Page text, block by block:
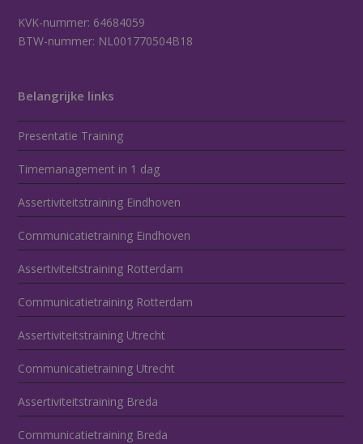
KVK-nummer: 64684059
BTW-nummer: NL001770504B18
Belangrijke links
Presentatie Training
Timemanagement in 1 dag
Assertiviteitstraining Eindhoven
Communicatietraining Eindhoven
Assertiviteitstraining Rotterdam
Communicatietraining Rotterdam
Assertiviteitstraining Utrecht
Communicatietraining Utrecht
Assertiviteitstraining Breda
Communicatietraining Breda